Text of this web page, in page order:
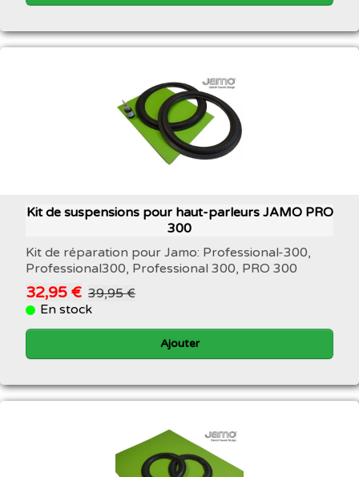
Kit de suspensions pour haut-parleurs JAMO PRO
300
Kit de réparation pour Jamo: Professional-300,
Professional300, Professional 300, PRO 300
32,95 € 39,95 €
En stock
Ajouter